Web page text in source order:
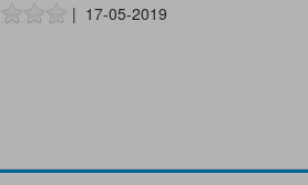
| 17-05-2019